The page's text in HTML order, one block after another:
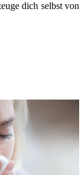
dich selbst von